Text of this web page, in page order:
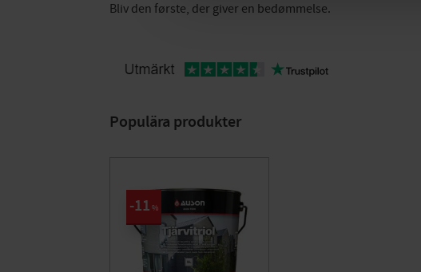
Bliv den første, der giver en bedømmelse.
Populära produkter
11 %